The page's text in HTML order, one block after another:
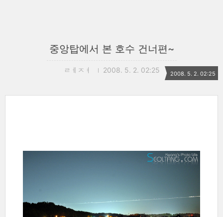
중앙탑에서 본 호수 건너편~
ㄹㅔㅈㅕ 2008. 5. 2. 02:25 2008. 5. 2. 02:25